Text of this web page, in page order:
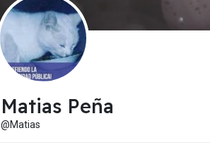
Matias Peña
@Matias